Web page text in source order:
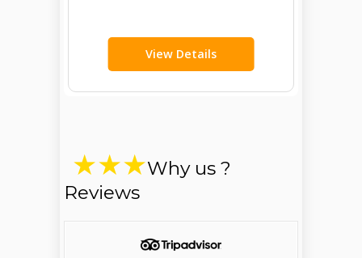
View Details
Why us ?
Reviews